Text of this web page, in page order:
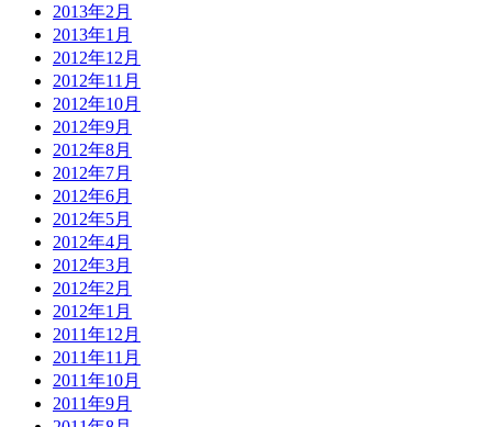
2013年2月
2013年1月
2012年12月
2012年11月
2012年10月
2012年9月
2012年8月
2012年7月
2012年6月
2012年5月
2012年4月
2012年3月
2012年2月
2012年1月
2011年12月
2011年11月
2011年10月
2011年9月